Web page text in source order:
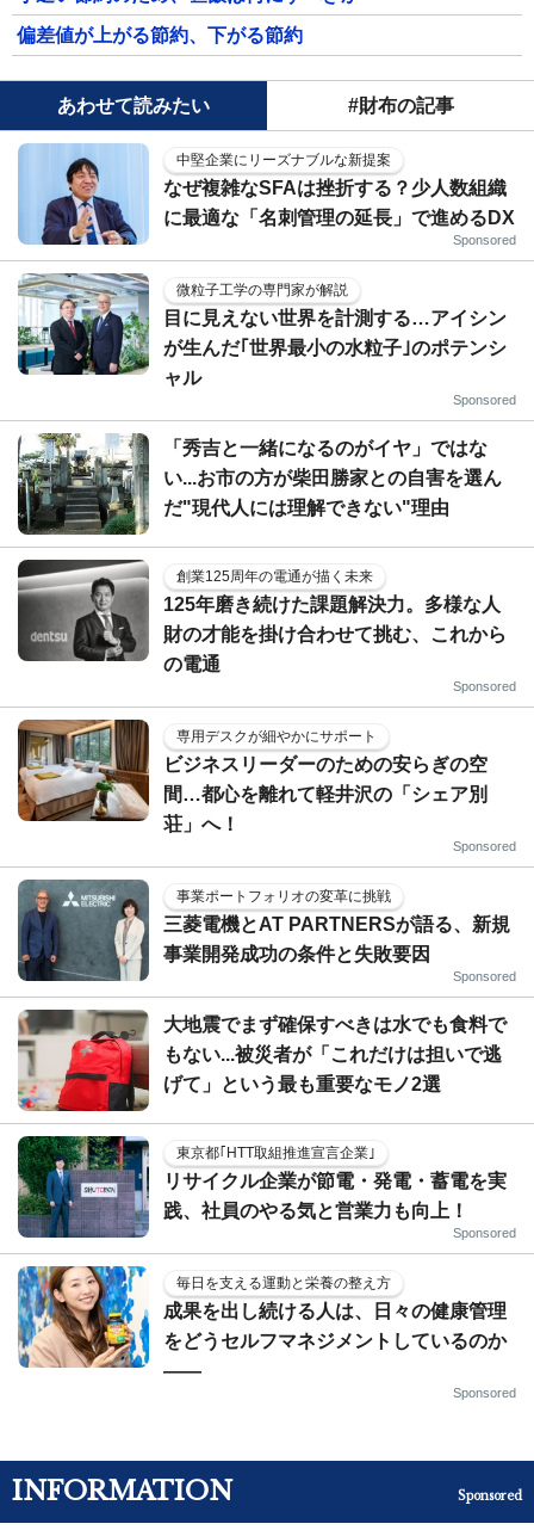
偏差値が上がる節約、下がる節約
あわせて読みたい #財布の記事
中堅企業にリーズナブルな新提案
なぜ複雑なSFAは挫折する？少人数組織
に最適な「名刺管理の延長」で進めるDX
Sponsored
微粒子工学の専門家が解説
目に見えない世界を計測する…アイシン
が生んだ｢世界最小の水粒子｣のポテンシ
ャル
Sponsored
「秀吉と一緒になるのがイヤ」ではな
い...お市の方が柴田勝家との自害を選ん
だ"現代人には理解できない"理由
創業125周年の電通が描く未来
125年磨き続けた課題解決力。多様な人
財の才能を掛け合わせて挑む、これから
の電通
Sponsored
専用デスクが細やかにサポート
ビジネスリーダーのための安らぎの空
間…都心を離れて軽井沢の「シェア別
荘」へ！
Sponsored
事業ポートフォリオの変革に挑戦
三菱電機とAT PARTNERSが語る、新規
事業開発成功の条件と失敗要因
Sponsored
大地震でまず確保すべきは水でも食料で
もない...被災者が「これだけは担いで逃
げて」という最も重要なモノ2選
東京都｢HTT取組推進宣言企業｣
リサイクル企業が節電・発電・蓄電を実
践、社員のやる気と営業力も向上！
Sponsored
毎日を支える運動と栄養の整え方
成果を出し続ける人は、日々の健康管理
をどうセルフマネジメントしているのか
——
Sponsored
INFORMATION Sponsored